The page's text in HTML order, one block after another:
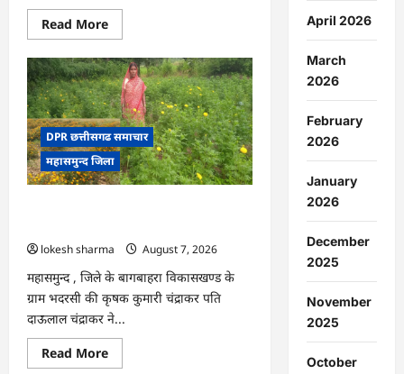
Read MoreRead
more
CG
:
15
अगस्त
को
जिले
में
आजादी
का
जश्न
साक्षरता
में
जाएगा
DPR छत्तीसगढ समाचार
महासमुन्द जिला
lokesh sharma
August 7, 2026
महासमुन्द , जिले के बागबाहरा विकासखण्ड के
ग्राम भदरसी की कृषक कुमारी चंद्राकर पति
दाऊलाल चंद्राकर ने...
Read MoreRead
more
April 2026
March
2026
February
2026
January
2026
December
2025
November
2025
October